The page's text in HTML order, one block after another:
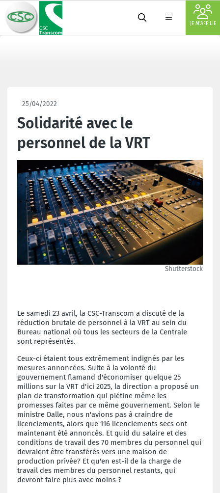
JE M'AFFILIE
25/04/2022
Solidarité avec le
personnel de la VRT
Shutterstock
Le samedi 23 avril, la CSC-Transcom a discuté de la
réduction brutale de personnel à la VRT au sein du
Bureau national où tous les secteurs de la Centrale
sont représentés.
Ceux-ci étaient tous extrêmement indignés par les
mesures annoncées. Suite à la volonté du
gouvernement flamand d'économiser quelque 25
millions sur la VRT d'ici 2025, la direction a proposé un
plan de transformation qui piétine même les
promesses faites par ce même gouvernement. Selon le
ministre Dalle, nous n'avions pas à craindre de
licenciements, alors que 116 licenciements secs ont
maintenant été annoncés. Et quid du salaire et des
conditions de travail des 70 membres du personnel qui
devraient être transférés vers une maison de
production privée? Et qu'en est-il de la charge de
travail des membres du personnel restants, qui
devront faire plus avec moins ?